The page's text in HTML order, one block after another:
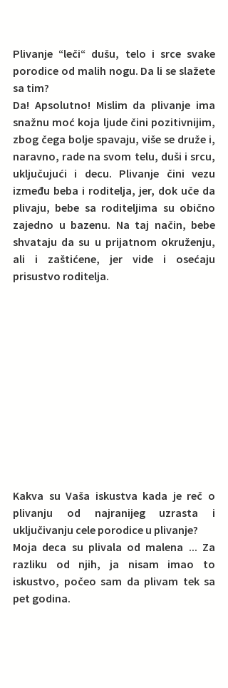
Plivanje “leči“ dušu, telo i srce svake
porodice od malih nogu. Da li se slažete
sa tim?
Da! Apsolutno! Mislim da plivanje ima
snažnu moć koja ljude čini pozitivnijim,
zbog čega bolje spavaju, više se druže i,
naravno, rade na svom telu, duši i srcu,
uključujući i decu. Plivanje čini vezu
između beba i roditelja, jer, dok uče da
plivaju, bebe sa roditeljima su obično
zajedno u bazenu. Na taj način, bebe
shvataju da su u prijatnom okruženju,
ali i zaštićene, jer vide i osećaju
prisustvo roditelja.
Kakva su Vaša iskustva kada je reč o
plivanju od najranijeg uzrasta i
uključivanju cele porodice u plivanje?
Moja deca su plivala od malena ... Za
razliku od njih, ja nisam imao to
iskustvo, počeo sam da plivam tek sa
pet godina.